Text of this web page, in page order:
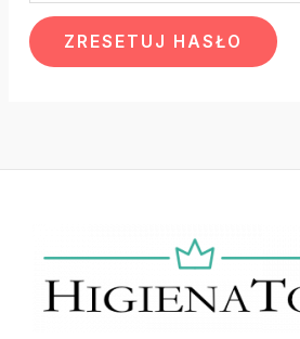
ZRESETUJ HASŁO